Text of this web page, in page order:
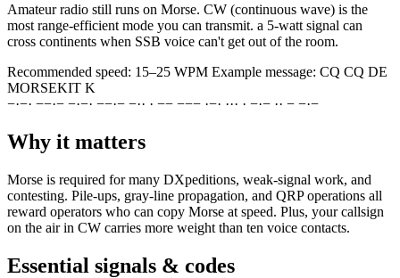
Amateur radio still runs on Morse. CW (continuous wave) is the
most range-efficient mode you can transmit. a 5-watt signal can
cross continents when SSB voice can't get out of the room.
Recommended speed: 15–25 WPM Example message: CQ CQ DE
MORSEKIT K
−·−· −−·− −·−· −−·− −·· · −− −−− ·−· ··· · −·− ·· − −·−
Why it matters
Morse is required for many DXpeditions, weak-signal work, and
contesting. Pile-ups, gray-line propagation, and QRP operations all
reward operators who can copy Morse at speed. Plus, your callsign
on the air in CW carries more weight than ten voice contacts.
Essential signals & codes